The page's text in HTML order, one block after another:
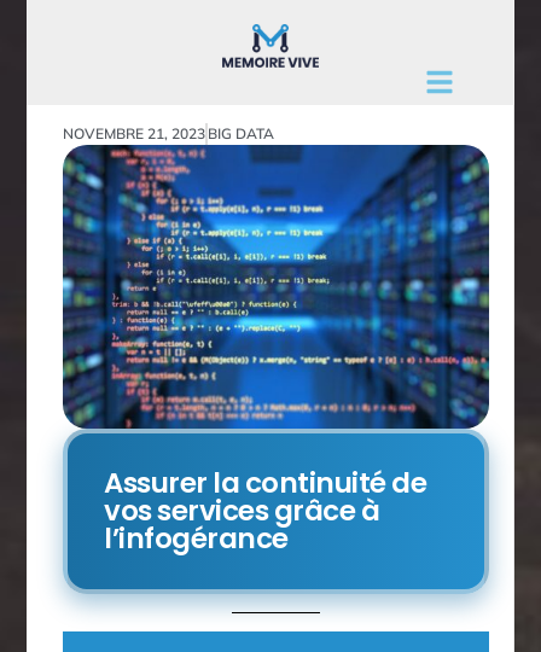
NOVEMBRE 21, 2023 BIG DATA
Assurer la continuité de
vos services grâce à
l’infogérance